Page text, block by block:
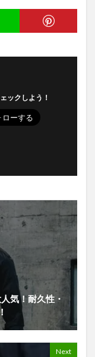
ックしよう！
気！耐久性・
Next